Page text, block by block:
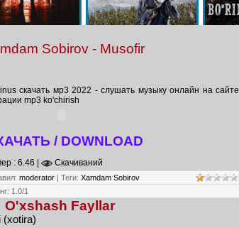
Sobirov - Musofir
скачать мр3 2022 - слушать музыку онлайн на сайте
mp3 ko'chirish
/ DOWNLOAD
: 6.46 | Скачиваний
: moderator | Теги: Xamdam Sobirov
: 1.0/1
O'xshash Fayllar
(xotira)